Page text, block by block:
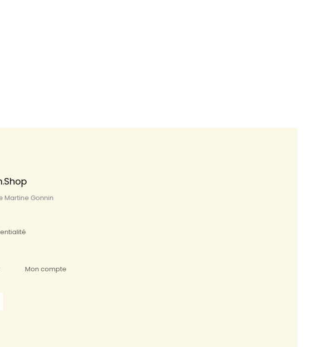
Martine Gonnin
Mon compte